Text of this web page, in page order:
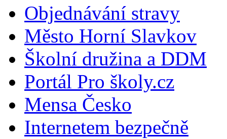
Objednávání stravy
Město Horní Slavkov
Školní družina a DDM
Portál Pro školy.cz
Mensa Česko
Internetem bezpečně